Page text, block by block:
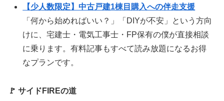
【少人数限定】中古戸建1棟目購入への伴走支援
「何から始めればいい？」「DIYが不安」という方向
けに、宅建士・電気工事士・FP保有の僕が直接相談
に乗ります。有料記事もすべて読み放題になるお得
なプランです。
🚩 サイドFIREの道